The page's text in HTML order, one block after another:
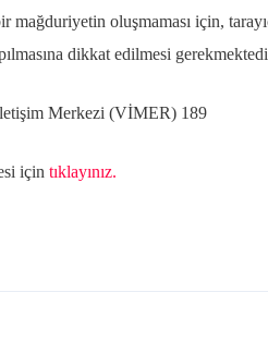
mağduriyetin oluşmaması için,
dikkat edilmesi
Merkezi (VİMER) 189
için tıklayınız.